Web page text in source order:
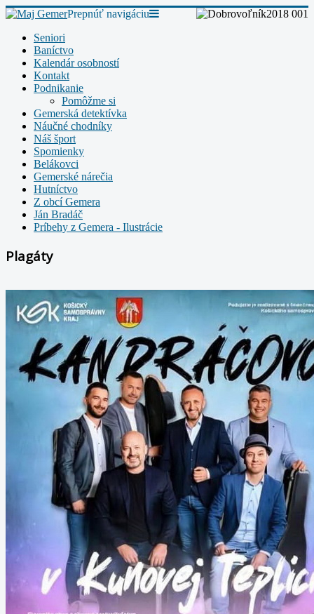
Prepnúť navigáciu
Seniori
Baníctvo
Kalendár osobností
Kontakt
Podnikanie
Pomôžme si
Gemerská detektívka
Náučné chodníky
Náš šport
Spomienky
Belákovci
Gemerské nárečia
Hutníctvo
Z obcí Gemera
Ján Bradáč
Príbehy z Gemera - Ilustrácie
Plagáty